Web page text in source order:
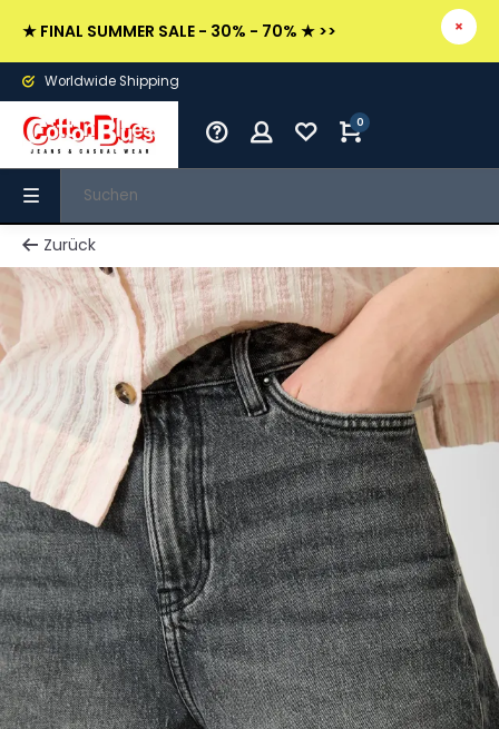
★ FINAL SUMMER SALE - 30% - 70% ★ >>
Worldwide Shipping
0
Zurück